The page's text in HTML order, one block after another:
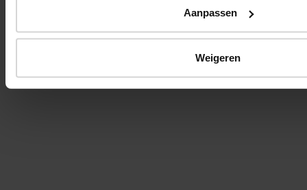
Aanpassen
Weigeren